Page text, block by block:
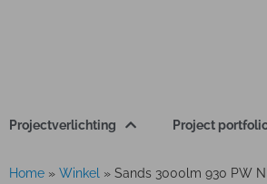
Projectverlichting Project
Home » Winkel » Sands 3000lm 930 PW